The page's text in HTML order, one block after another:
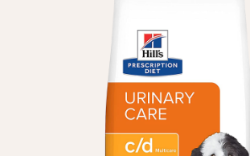
БЛОГ
Оплата и доставка
Программа лояльности
О Нас